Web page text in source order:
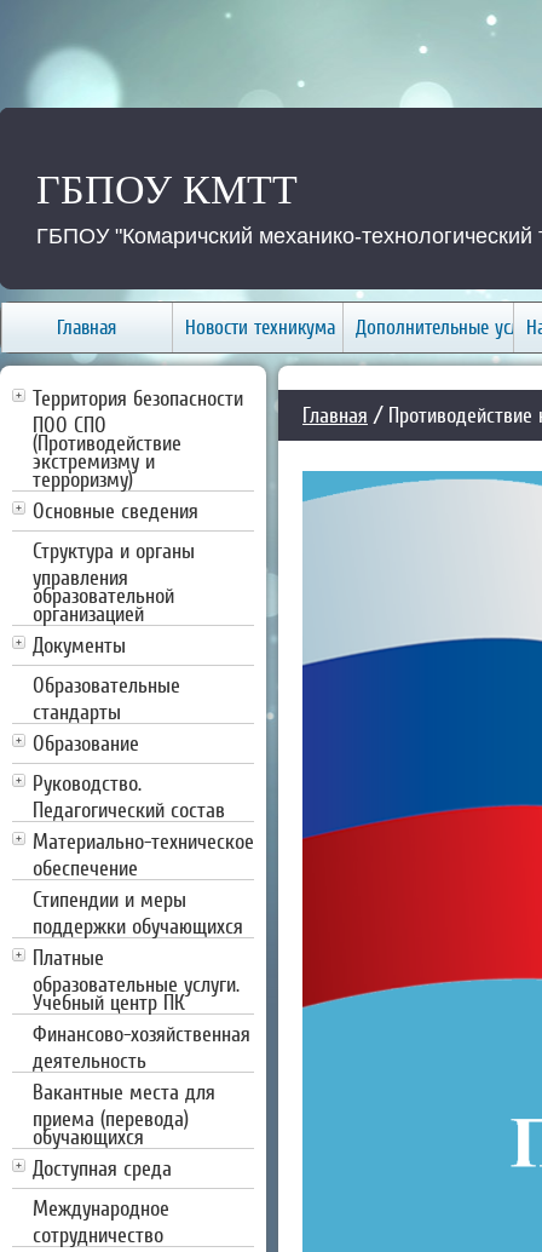
ГБПОУ КМТТ
ГБПОУ "Комаричский механико-технологический
Главная Новости техникума Дополнительные
Территория безопасности
ПОО СПО
(Противодействие
экстремизму и
терроризму)
Основные сведения
Структура и органы
управления
образовательной
организацией
Документы
Образовательные
стандарты
Образование
Руководство.
Педагогический состав
Материально-техническое
обеспечение
Стипендии и меры
поддержки обучающихся
Платные
образовательные услуги.
Учебный центр ПК
Финансово-хозяйственная
деятельность
Вакантные места для
приема (перевода)
обучающихся
Доступная среда
Международное
сотрудничество
Главная / Противодействие